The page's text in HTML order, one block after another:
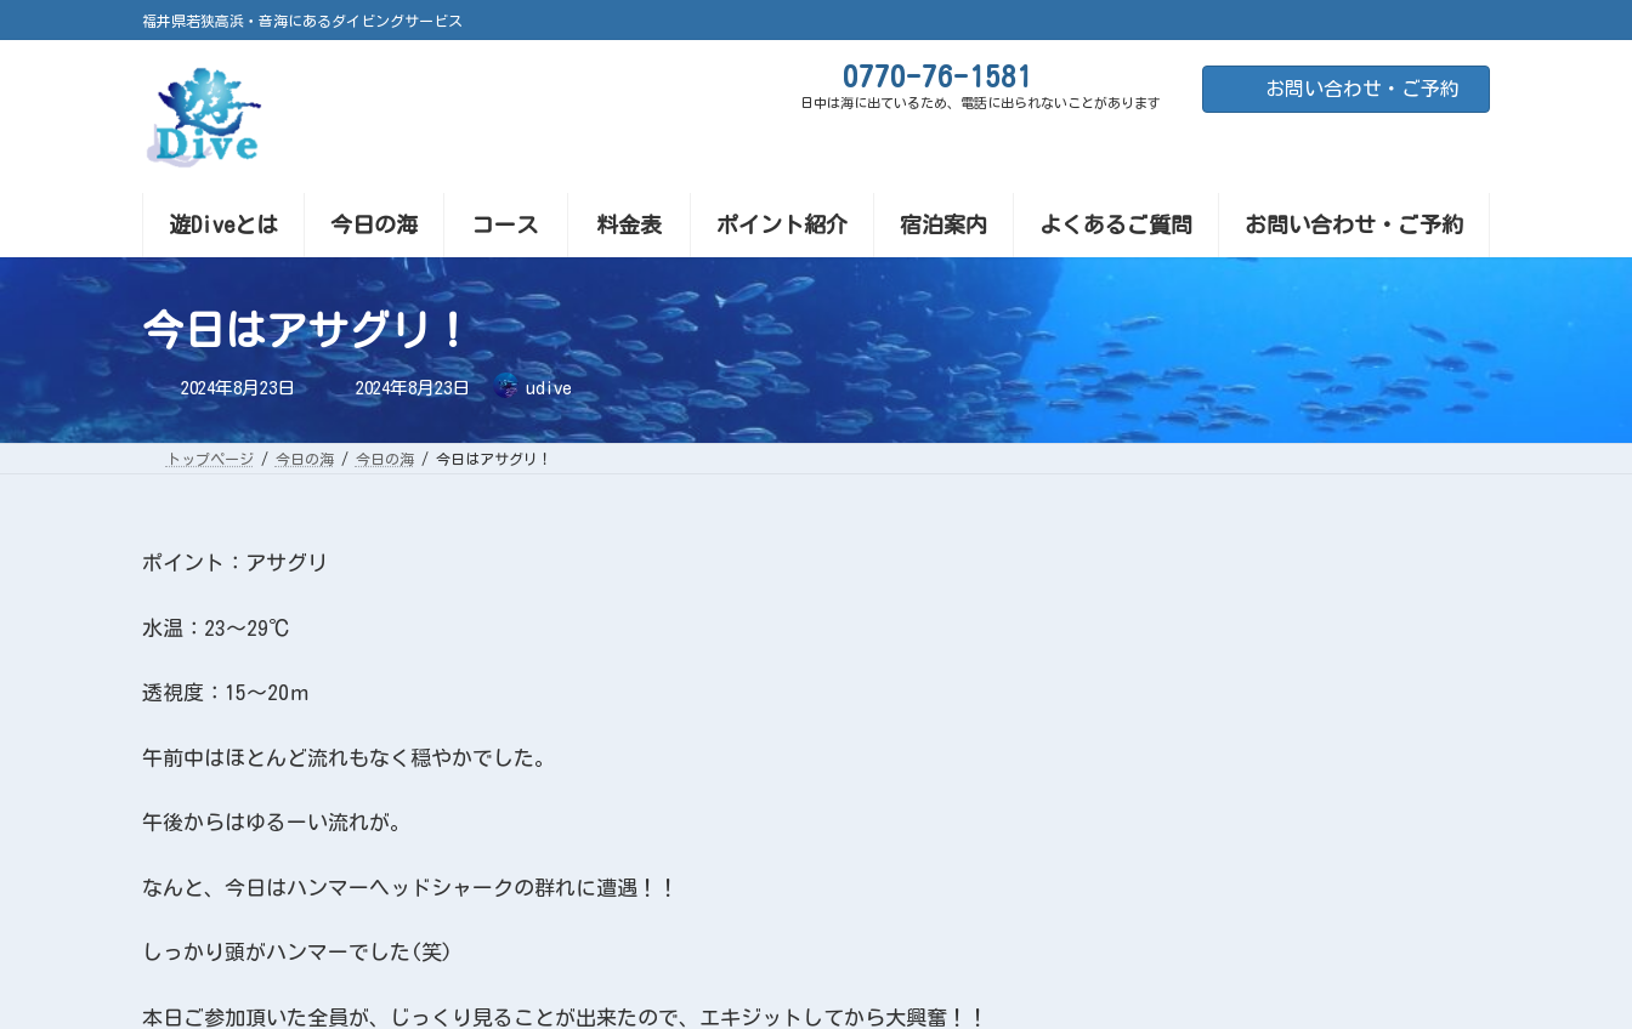
福井県若狭高浜・音海にあるダイビングサービス
0770-76-1581
日中は海に出ているため、電話に出られないことがあります
お問い合わせ・ご予約
遊Diveとは 今日の海 コース 料金表 ポイント紹介 宿泊案内 よくあるご質問 お問い合わせ・ご予約
今日はアサグリ！
2024年8月23日
最
終
日
時
2024年8月23日 udive
トップページ 今日の海 今日の海 今日はアサグリ！
ポイント：アサグリ
水温：23～29℃
透視度：15～20ｍ
午前中はほとんど流れもなく穏やかでした。
午後からはゆるーい流れが。
なんと、今日はハンマーヘッドシャークの群れに遭遇！！
しっかり頭がハンマーでした(笑)
本日ご参加頂いた全員が、じっくり見ることが出来たので、エキジットしてから大興奮！！